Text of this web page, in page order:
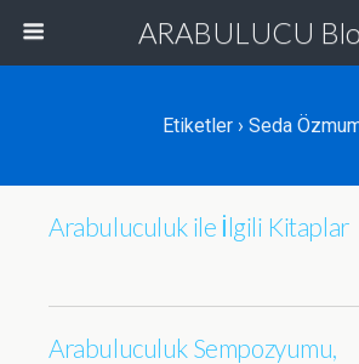
ARABULUCU
Etiketler › Seda
Arabuluculuk ile İlgili Kitaplar
Arabuluculuk Sempozyumu,